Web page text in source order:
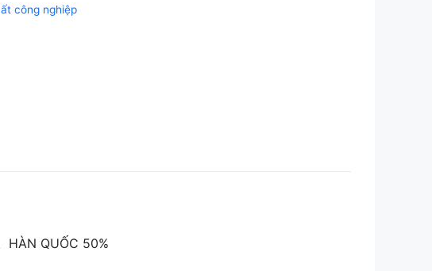
công nghiệp
HÀN QUỐC 50%